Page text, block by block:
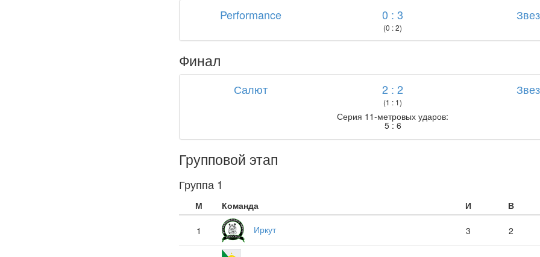
Performance 0 : 3
(0 : 2)
Финал
Салют 2 : 2
(1 : 1)
Серия 11-метровых ударов:
5 : 6
Групповой этап
Группа 1
М Команда И В
1 Иркут 3 2